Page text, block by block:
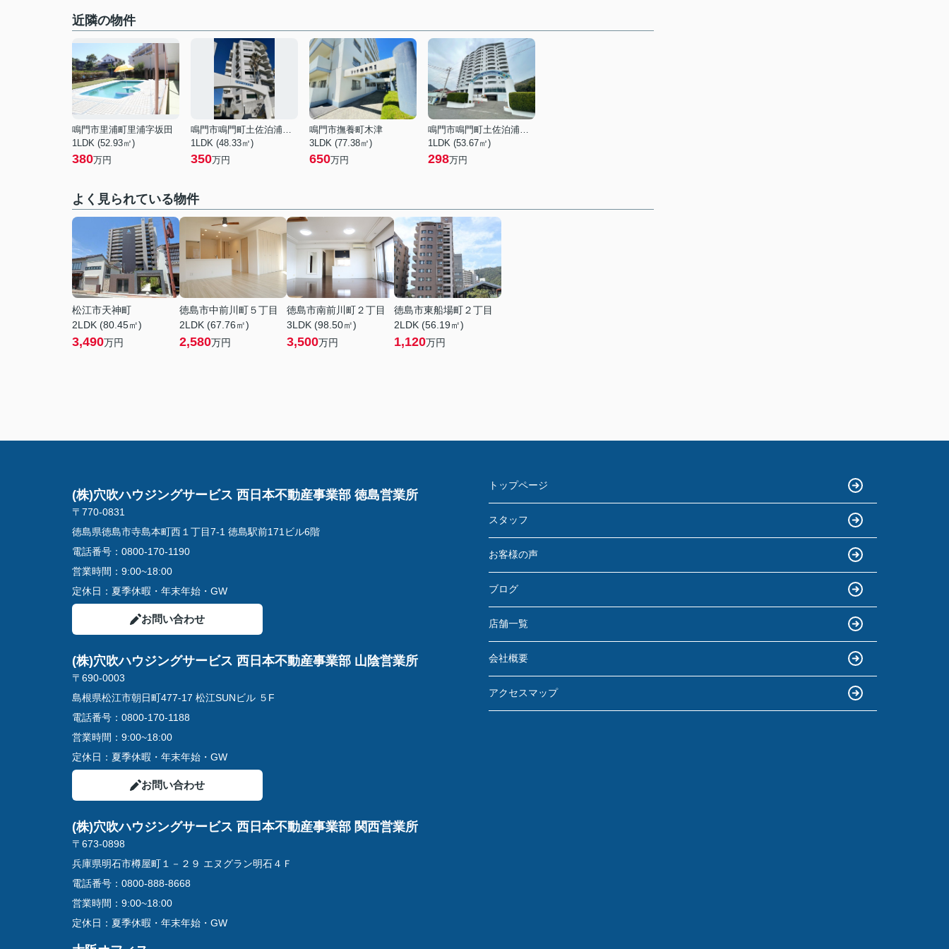
近隣の物件
鳴門市里浦町里浦字坂田
1LDK (52.93㎡)
380万円
鳴門市鳴門町土佐泊浦字大毛
1LDK (48.33㎡)
350万円
鳴門市撫養町木津
3LDK (77.38㎡)
650万円
鳴門市鳴門町土佐泊浦字黒山
1LDK (53.67㎡)
298万円
よく見られている物件
松江市天神町
2LDK (80.45㎡)
3,490万円
徳島市中前川町５丁目
2LDK (67.76㎡)
2,580万円
徳島市南前川町２丁目
3LDK (98.50㎡)
3,500万円
徳島市東船場町２丁目
2LDK (56.19㎡)
1,120万円
(株)穴吹ハウジングサービス 西日本不動産事業部 徳島営業所
〒770-0831
徳島県徳島市寺島本町西１丁目7-1 徳島駅前171ビル6階
電話番号： 0800-170-1190
営業時間： 9:00~18:00
定休日： 夏季休暇・年末年始・GW
お問い合わせ
(株)穴吹ハウジングサービス 西日本不動産事業部 山陰営業所
〒690-0003
島根県松江市朝日町477-17 松江SUNビル ５F
電話番号： 0800-170-1188
営業時間： 9:00~18:00
定休日： 夏季休暇・年末年始・GW
お問い合わせ
(株)穴吹ハウジングサービス 西日本不動産事業部 関西営業所
〒673-0898
兵庫県明石市樽屋町１－２９ エヌグラン明石４Ｆ
電話番号： 0800-888-8668
営業時間： 9:00~18:00
定休日： 夏季休暇・年末年始・GW
トップページ
スタッフ
お客様の声
ブログ
店舗一覧
会社概要
アクセスマップ